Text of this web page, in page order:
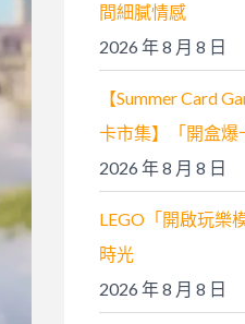
間細膩情感
2026 年 8 月 8 日
【Summer Card
卡市集】「開盒爆
2026 年 8 月 8 日
LEGO「開啟玩樂
時光
2026 年 8 月 8 日